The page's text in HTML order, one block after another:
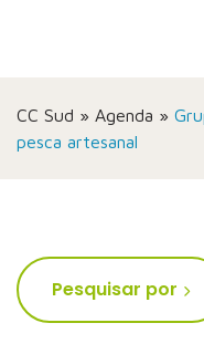
CC Sud » Agenda »
pesca artesanal
Pesquisar por